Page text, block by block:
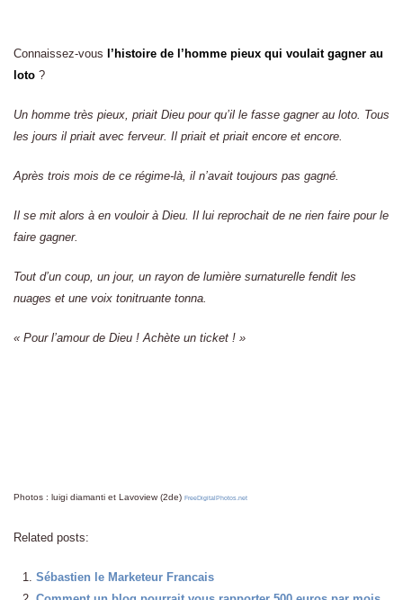
Connaissez-vous l’histoire de l’homme pieux qui voulait gagner au
loto ?
Un homme très pieux, priait Dieu pour qu’il le fasse gagner au loto. Tous
les jours il priait avec ferveur. Il priait et priait encore et encore.
Après trois mois de ce régime-là, il n’avait toujours pas gagné.
Il se mit alors à en vouloir à Dieu. Il lui reprochait de ne rien faire pour le
faire gagner.
Tout d’un coup, un jour, un rayon de lumière surnaturelle fendit les
nuages et une voix tonitruante tonna.
« Pour l’amour de Dieu ! Achète un ticket ! »
Photos : luigi diamanti et Lavoview (2de) FreeDigitalPhotos.net
Related posts:
Sébastien le Marketeur Francais